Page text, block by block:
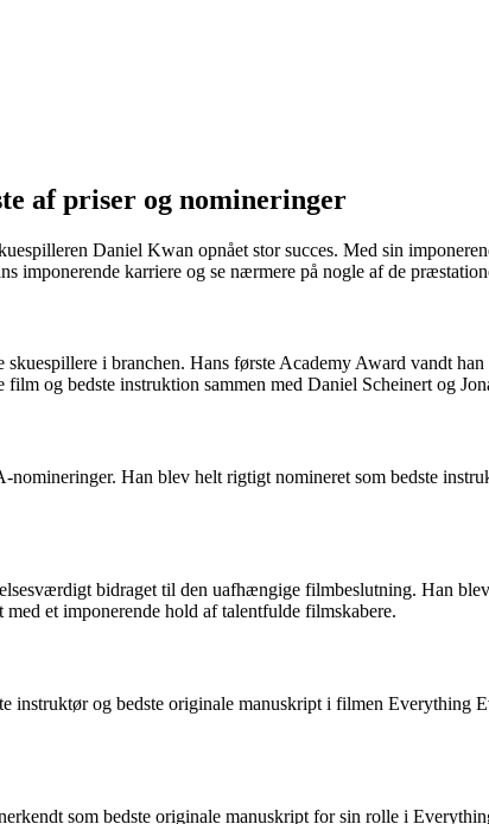
af priser og nomineringer
Daniel Kwan opnået stor succes. Med sin
imponerende karriere og se nærmere på nogle af de
i branchen. Hans første Academy Award vandt
og bedste instruktion sammen med Daniel Scheinert og
Han blev helt rigtigt nomineret som bedste
bidraget til den uafhængige filmbeslutning. Han blev
et imponerende hold af talentfulde filmskabere.
og bedste originale manuskript i filmen Everything
som bedste originale manuskript for sin rolle i